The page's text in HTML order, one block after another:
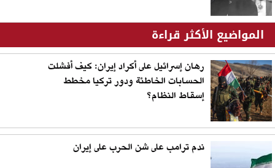
المواضيع الأكثر قراءة
رهان إسرائيل على أكراد إيران: كيف أفشلت
الحسابات الخاطئة ودور تركيا مخطط
إسقاط النظام؟
ندم ترامب على شن الحرب على إيران